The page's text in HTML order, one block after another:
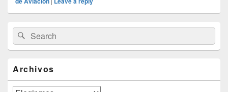
Primary
Sidebar
Widget
Area
Search
for:
Search
Archivos